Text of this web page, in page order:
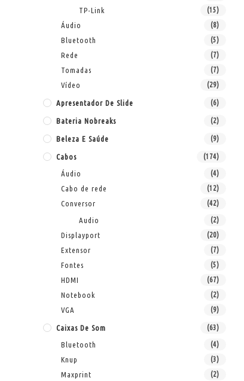
TP-Link (15)
Áudio (8)
Bluetooth (5)
Rede (7)
Tomadas (7)
Vídeo (29)
Apresentador De Slide (6)
Bateria Nobreaks (2)
Beleza E Saúde (9)
Cabos (174)
Áudio (4)
Cabo de rede (12)
Conversor (42)
Audio (2)
Displayport (20)
Extensor (7)
Fontes (5)
HDMI (67)
Notebook (2)
VGA (9)
Caixas De Som (63)
Bluetooth (4)
Knup (3)
Maxprint (2)